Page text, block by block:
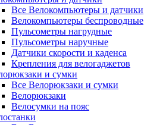
Все Велокомпьютеры и датчики
Велокомпьютеры беспроводные
Пульсометры нагрудные
Пульсометры наручные
Датчики скорости и каденса
Крепления для велогаджетов
и сумки
Все Велорюкзаки и сумки
Велорюкзаки
Велосумки на пояс